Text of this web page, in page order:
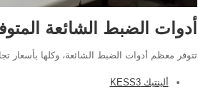
أدوات الضبط الشائعة
تتوفر معظم أدوات الضبط الشائعة، وكلها بأسعار
ألينتيك KESS3